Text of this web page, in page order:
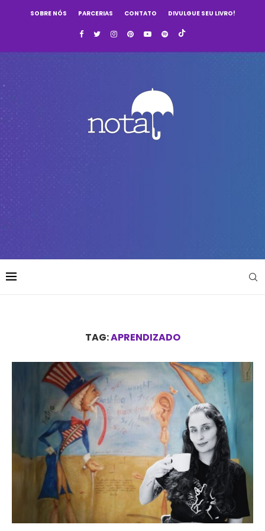
SOBRE NÓS PARCERIAS CONTATO DIVULGUE SEU LIVRO!
TAG:APRENDIZADO